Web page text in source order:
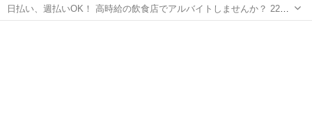
日払い、週払いOK！ 高時給の飲食店でアルバイトしませんか？ 22時
～翌5時までは時給1322円！！ それ以外の時間帯も1100円以上♪ 勤務